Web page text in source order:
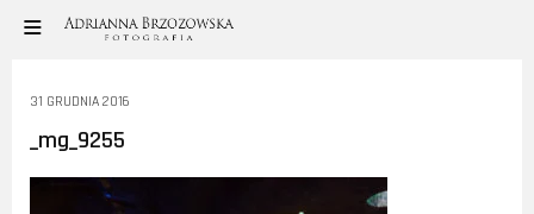
31 GRUDNIA 2016
_mg_9255